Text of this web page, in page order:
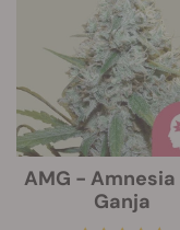
AMG - Amnesia
Ganja